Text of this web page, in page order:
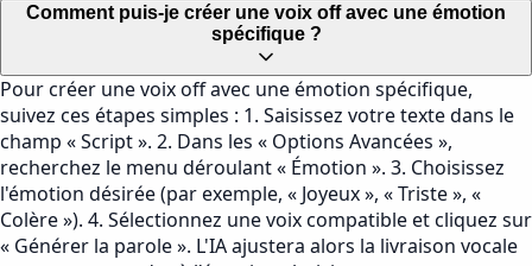
Comment puis-je créer une voix off avec une émotion
spécifique ?
Pour créer une voix off avec une émotion spécifique,
suivez ces étapes simples : 1. Saisissez votre texte dans le
champ « Script ». 2. Dans les « Options Avancées »,
recherchez le menu déroulant « Émotion ». 3. Choisissez
l'émotion désirée (par exemple, « Joyeux », « Triste », «
Colère »). 4. Sélectionnez une voix compatible et cliquez sur
« Générer la parole ». L'IA ajustera alors la livraison vocale